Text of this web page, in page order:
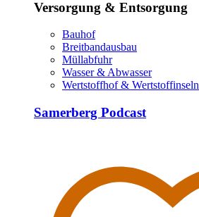
Versorgung & Entsorgung
Bauhof
Breitbandausbau
Müllabfuhr
Wasser & Abwasser
Wertstoffhof & Wertstoffinseln
Samerberg Podcast